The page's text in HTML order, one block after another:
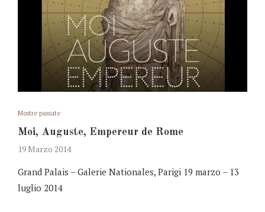
Mostre passate
Moi, Auguste, Empereur de Rome
19 Marzo 2014
Grand Palais – Galerie Nationales, Parigi 19 marzo – 13
luglio 2014